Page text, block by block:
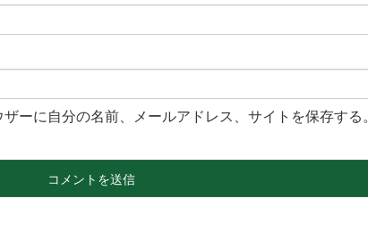
ーに自分の名前、メールアドレス、サイトを保存する。